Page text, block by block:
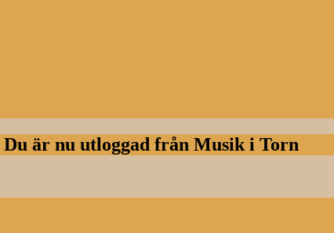
Du är nu utloggad från Musik i Torn